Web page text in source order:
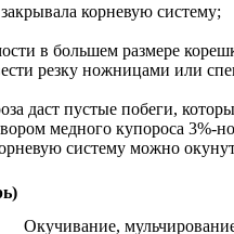
корневую систему;
в большем размере
резку ножницами или
даст пустые побеги,
медного купороса
систему можно
Окучивание,